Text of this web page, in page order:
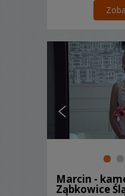
Marcin -
Ząbkowice